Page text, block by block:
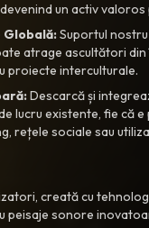
un activ
Suportul
atrage ascultători
proiecte interculturale.
Descarcă și
lucru existente, fie că
rețele sociale sau
creată cu
sonore